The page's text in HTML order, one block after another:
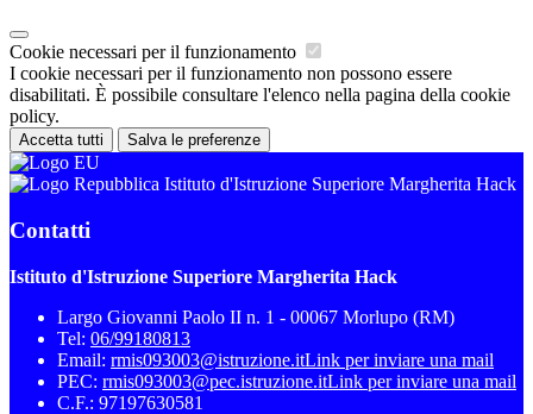
Cookie necessari per il funzionamento
I cookie necessari per il funzionamento non possono essere
disabilitati. È possibile consultare l'elenco nella pagina della cookie
policy.
Accetta tutti Salva le preferenze
Istituto d'Istruzione Superiore Margherita Hack
Contatti
Istituto d'Istruzione Superiore Margherita Hack
Largo Giovanni Paolo II n. 1 - 00067 Morlupo (RM)
Tel: 06/99180813
Email: rmis093003@istruzione.itLink per inviare una mail
PEC: rmis093003@pec.istruzione.itLink per inviare una mail
C.F.: 97197630581